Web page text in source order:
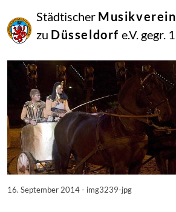
Städtischer Musikverein
zu Düsseldorf e.V. gegr.
September
2014
Manfred Hill
16. September 2014 - img3239-jpg